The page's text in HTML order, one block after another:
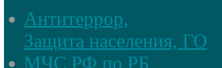
Антитеррор,
Защита населения, ГО
МЧС РФ по РБ